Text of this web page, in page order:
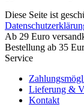
Diese Seite ist
Ab 29 Euro
Bestellung ab 35
Service
Lieferung &
Kontakt